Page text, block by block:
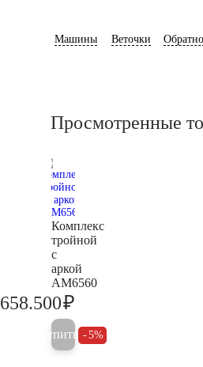
Машины Веточки
Просмотренные
Комплекс
тройной
с
аркой
AM6560
658.500₽
Купить 5%